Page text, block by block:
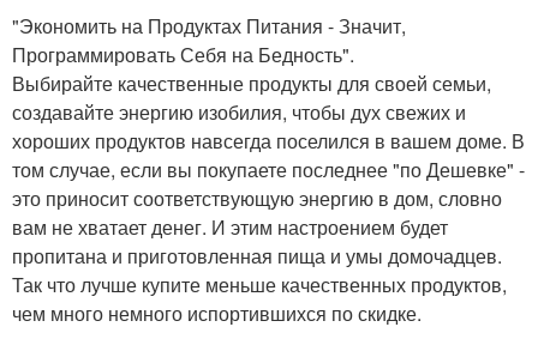
"Экономить на Продуктах Питания - Значит,
Программировать Себя на Бедность".
Выбирайте качественные продукты для своей семьи,
создавайте энергию изобилия, чтобы дух свежих и
хороших продуктов навсегда поселился в вашем доме. В
том случае, если вы покупаете последнее "по Дешевке" -
это приносит соответствующую энергию в дом, словно
вам не хватает денег. И этим настроением будет
пропитана и приготовленная пища и умы домочадцев.
Так что лучше купите меньше качественных продуктов,
чем много немного испортившихся по скидке.